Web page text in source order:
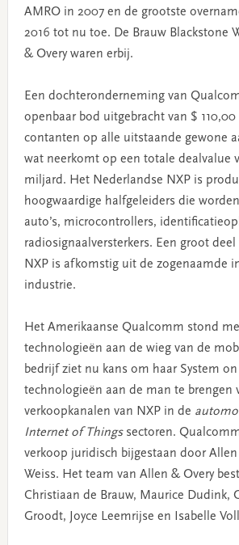
AMRO in 2007 en de grootste
2016 tot nu toe. De Brauw Blackstone
& Overy waren erbij.
Een dochteronderneming van
openbaar bod uitgebracht van $
contanten op alle uitstaande gewone
wat neerkomt op een totale dealvalue
miljard. Het Nederlandse NXP is
hoogwaardige halfgeleiders die
auto’s, microcontrollers,
radiosignaalversterkers. Een groot
NXP is afkomstig uit de zogenaamde
industrie.
Het Amerikaanse Qualcomm stond
technologieën aan de wieg van de
bedrijf ziet nu kans om haar System
technologieën aan de man te brengen
verkoopkanalen van NXP in de
Internet of Thingssectoren.
verkoop juridisch bijgestaan door Allen
Weiss. Het team van Allen & Overy
Christiaan de Brauw, Maurice Dudink,
Groodt, Joyce Leemrijse en Isabelle